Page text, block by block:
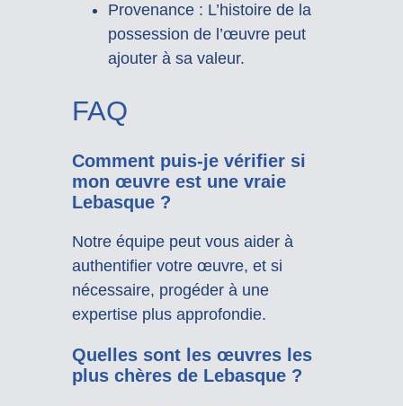
Provenance : L’histoire de la
possession de l’œuvre peut
ajouter à sa valeur.
FAQ
Comment puis-je vérifier si
mon œuvre est une vraie
Lebasque ?
Notre équipe peut vous aider à
authentifier votre œuvre, et si
nécessaire, progéder à une
expertise plus approfondie.
Quelles sont les œuvres les
plus chères de Lebasque ?